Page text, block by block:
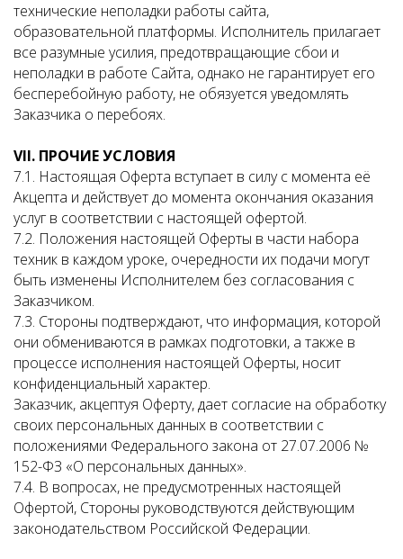
технические неполадки работы сайта,
образовательной платформы. Исполнитель прилагает
все разумные усилия, предотвращающие сбои и
неполадки в работе Сайта, однако не гарантирует его
бесперебойную работу, не обязуется уведомлять
Заказчика о перебоях.
VII. ПРОЧИЕ УСЛОВИЯ
7.1. Настоящая Оферта вступает в силу с момента её
Акцепта и действует до момента окончания оказания
услуг в соответствии с настоящей офертой.
7.2. Положения настоящей Оферты в части набора
техник в каждом уроке, очередности их подачи могут
быть изменены Исполнителем без согласования с
Заказчиком.
7.3. Стороны подтверждают, что информация, которой
они обмениваются в рамках подготовки, а также в
процессе исполнения настоящей Оферты, носит
конфиденциальный характер.
Заказчик, акцептуя Оферту, дает согласие на обработку
своих персональных данных в соответствии с
положениями Федерального закона от 27.07.2006 №
152-ФЗ «О персональных данных».
7.4. В вопросах, не предусмотренных настоящей
Офертой, Стороны руководствуются действующим
законодательством Российской Федерации.